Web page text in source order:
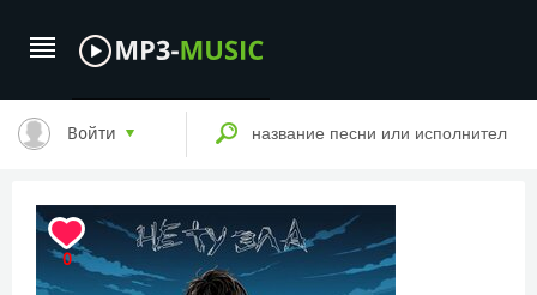
Войти
0